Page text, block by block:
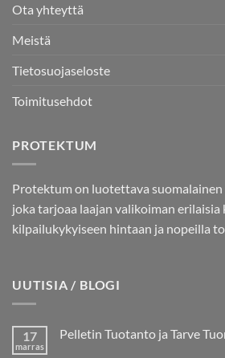
Ota yhteyttä
Meistä
Tietosuojaseloste
Toimitusehdot
PROTEKTUM
Protektum on luotettava
joka tarjoaa laajan valikoiman
kilpailukykyiseen hintaan ja nopeilla
UUTISIA / BLOGI
17
marras
Pelletin Tuotanto ja Tarve